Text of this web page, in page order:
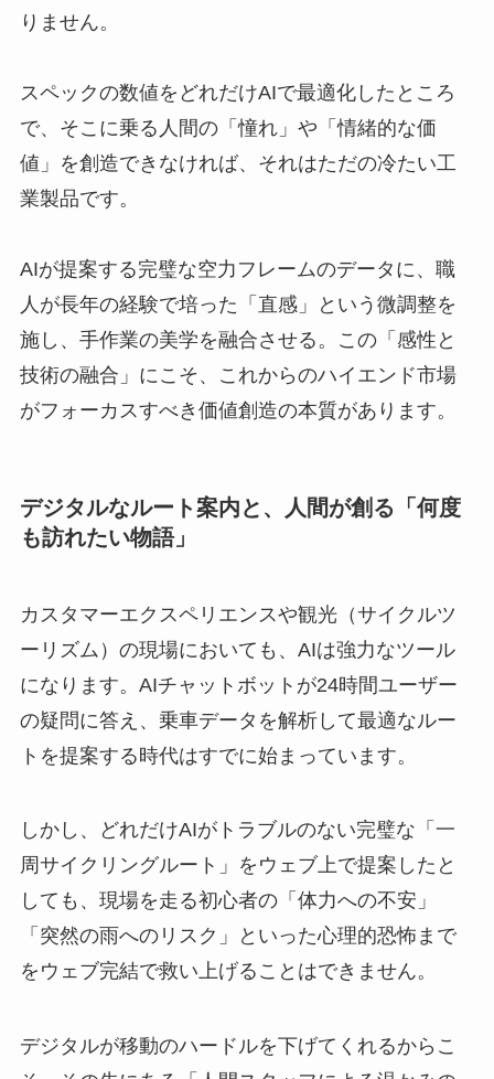
りません。
スペックの数値をどれだけAIで最適化したところ
で、そこに乗る人間の「憧れ」や「情緒的な価
値」を創造できなければ、それはただの冷たい工
業製品です。
AIが提案する完璧な空力フレームのデータに、職
人が長年の経験で培った「直感」という微調整を
施し、手作業の美学を融合させる。この「感性と
技術の融合」にこそ、これからのハイエンド市場
がフォーカスすべき価値創造の本質があります。
デジタルなルート案内と、人間が創る「何度
も訪れたい物語」
カスタマーエクスペリエンスや観光（サイクルツ
ーリズム）の現場においても、AIは強力なツール
になります。AIチャットボットが24時間ユーザー
の疑問に答え、乗車データを解析して最適なルー
トを提案する時代はすでに始まっています。
しかし、どれだけAIがトラブルのない完璧な「一
周サイクリングルート」をウェブ上で提案したと
しても、現場を走る初心者の「体力への不安」
「突然の雨へのリスク」といった心理的恐怖まで
をウェブ完結で救い上げることはできません。
デジタルが移動のハードルを下げてくれるからこ